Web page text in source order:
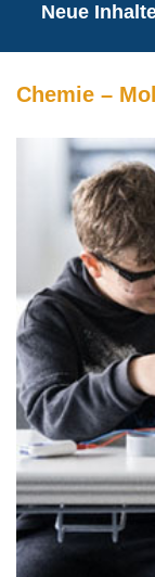
Neue
Chemie –